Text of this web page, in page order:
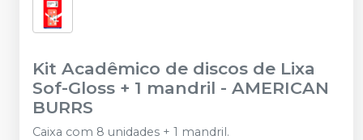
Kit Acadêmico de discos de Lixa
Sof-Gloss + 1 mandril - AMERICAN
BURRS
Caixa com 8 unidades + 1 mandril.